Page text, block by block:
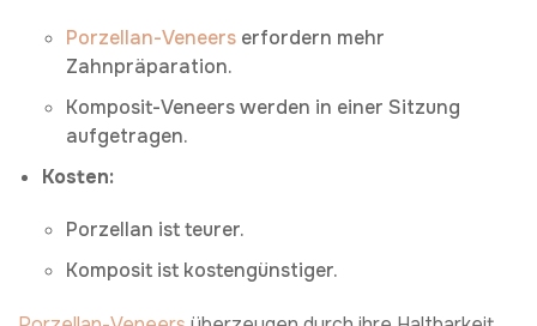
Porzellan-Veneers erfordern mehr
Zahnpräparation.
Komposit-Veneers werden in einer Sitzung
aufgetragen.
Kosten:
Porzellan ist teurer.
Komposit ist kostengünstiger.